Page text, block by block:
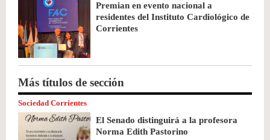
Premian en evento nacional a
residentes del Instituto Cardiológico de
Corrientes
Más títulos de sección
Sociedad Corrientes
El Senado distinguirá a la profesora
Norma Edith Pastorino